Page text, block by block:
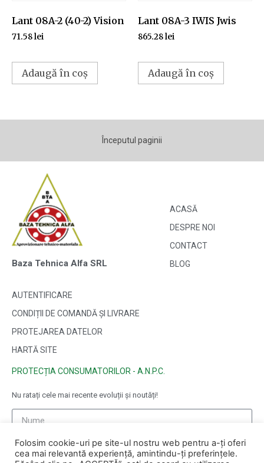
Lant 08A-2 (40-2) Vision
71.58lei
Adaugă în coș
Lant 08A-3 IWIS Jwis
865.28lei
Adaugă în coș
Începutul paginii
Baza Tehnica Alfa SRL
ACASĂ
DESPRE NOI
CONTACT
BLOG
AUTENTIFICARE
CONDIȚII DE COMANDĂ ȘI LIVRARE
PROTEJAREA DATELOR
HARTĂ SITE
PROTECȚIA CONSUMATORILOR - A.N.P.C.
Nu ratați cele mai recente evoluții și noutăți!
Folosim cookie-uri pe site-ul nostru web pentru a-ți oferi
cea mai relevantă experiență, amintindu-ți preferințele.